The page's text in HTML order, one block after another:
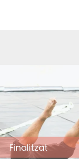
Finalitzat